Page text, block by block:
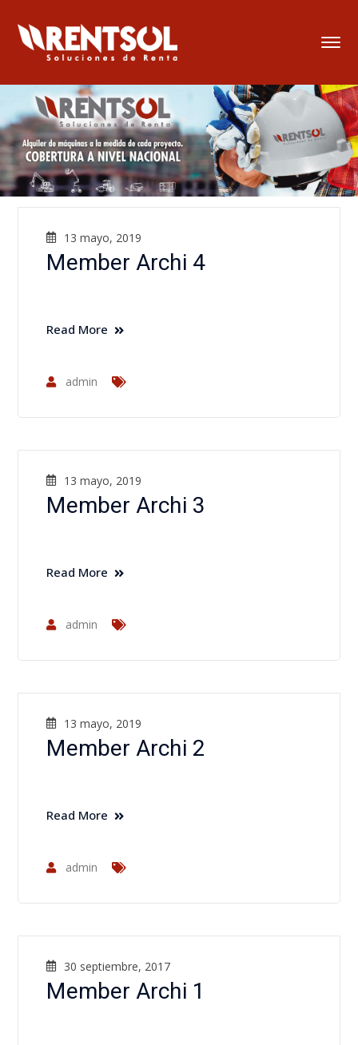
13 mayo, 2019
Member Archi 4
Read More
admin
13 mayo, 2019
Member Archi 3
Read More
admin
13 mayo, 2019
Member Archi 2
Read More
admin
30 septiembre, 2017
Member Archi 1